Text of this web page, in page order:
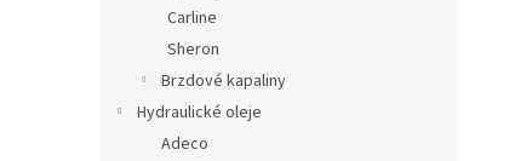
Carline
Sheron
Brzdové kapaliny
Hydraulické oleje
Adeco